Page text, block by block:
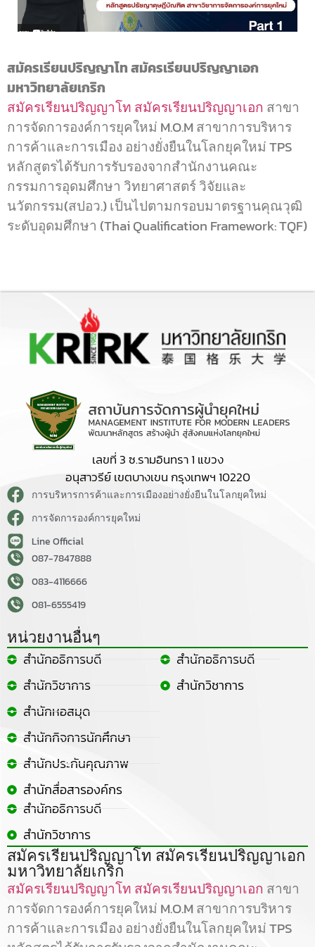
สมัครเรียนปริญญาโท สมัครเรียนปริญญาเอก
มหาวิทยาลัยเกริก
สมัครเรียนปริญญาโท สมัครเรียนปริญญาเอก สาขา
การจัดการองค์การยุคใหม่ M.O.M สาขาการบริหาร
การค้าและการเมือง อย่างยั่งยืนในโลกยุคใหม่ TPS
หลักสูตรได้รับการรับรองจากสำนักงานคณะ
กรรมการอุดมศึกษา วิทยาศาสตร์ วิจัยและ
นวัตกรรม(สปอว.) เป็นไปตามกรอบมาตรฐานคุณวุฒิ
ระดับอุดมศึกษา (Thai Qualification Framework: TQF)
เลขที่ 3 ซ.รามอินทรา 1 แขวง
อนุสาวรีย์ เขตบางเขน กรุงเทพฯ 10220
การบริหารการค้าและการเมืองอย่างยั่งยืนในโลกยุคใหม่
การจัดการองค์การยุคใหม่
Line Official
087-7847888
083-4116666
081-6555419
หน่วยงานอื่นๆ
สำนักอธิการบดี
สำนักวิชาการ
สำนักหอสมุด
สำนักกิจการนักศึกษา
สำนักประกันคุณภาพ
สำนักสื่อสารองค์กร
สำนักอธิการบดี
สำนักวิชาการ
สำนักอธิการบดี
สำนักวิชาการ
สมัครเรียนปริญญาโท สมัครเรียนปริญญาเอก
มหาวิทยาลัยเกริก
สมัครเรียนปริญญาโท สมัครเรียนปริญญาเอก สาขา
การจัดการองค์การยุคใหม่ M.O.M สาขาการบริหาร
การค้าและการเมือง อย่างยั่งยืนในโลกยุคใหม่ TPS